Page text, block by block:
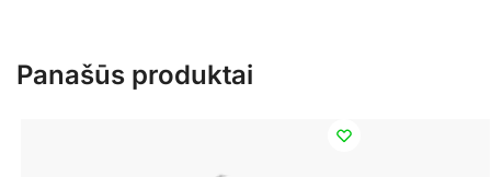
Panašūs produktai